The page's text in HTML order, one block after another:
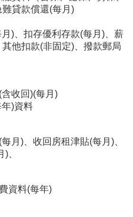
貸款償還(每月)
扣存優利存款(每月)、薪
他扣款(非固定)、撥款郵局
收回)(每月)
)資料
)、收回房租津貼(每月)、
、
料(每年)